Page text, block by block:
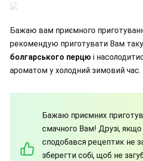
Бажаю вам приємного
рекомендую приготувати Вам таку
болгарського перцю і
ароматом у холодний зимовий час.
Бажаю приємних
смачного Вам! Друзі,
сподобався рецептик не
зберегти собі, щоб не